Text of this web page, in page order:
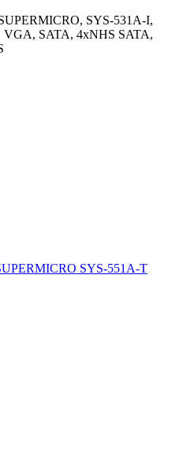
SYS-531A-I,
SATA, 4xNHS SATA,
SYS-551A-T